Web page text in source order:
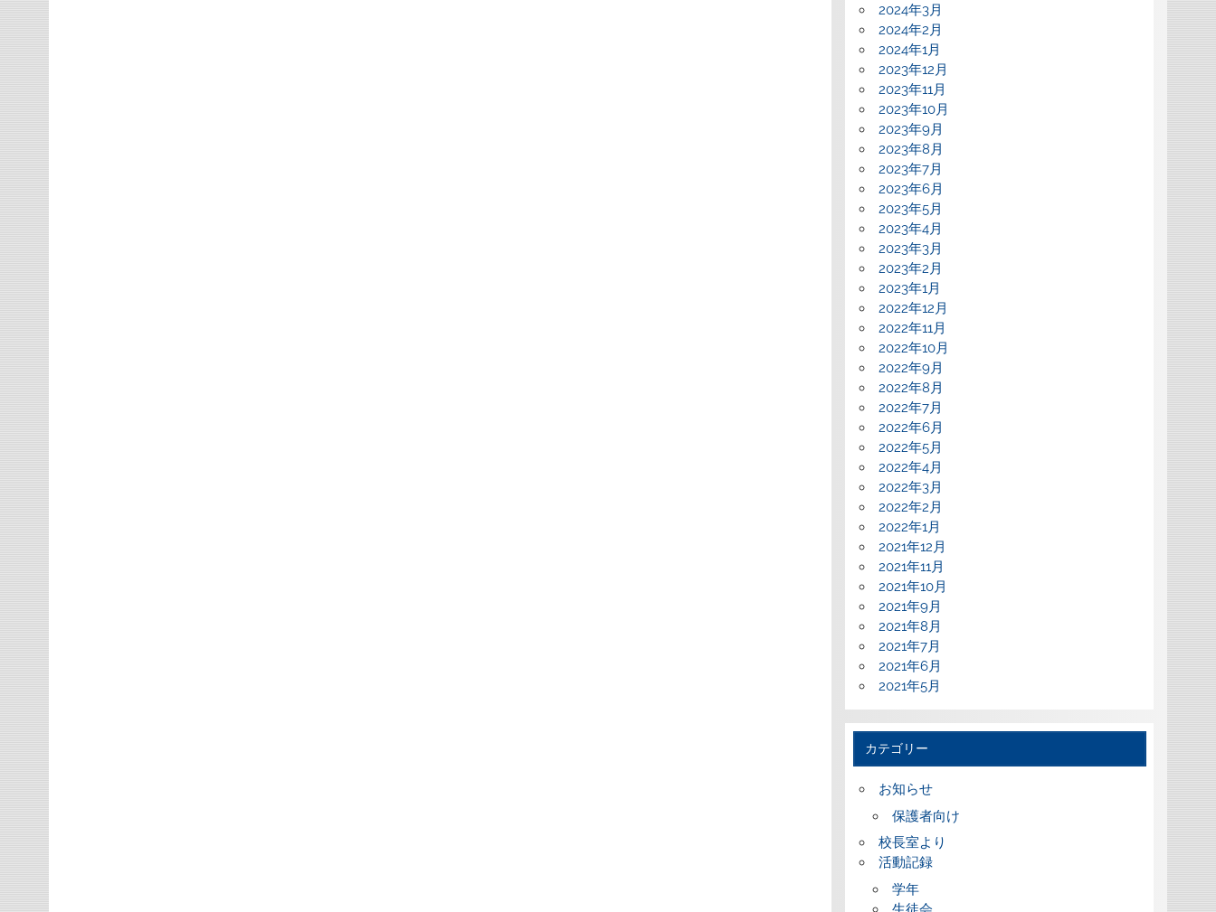
2024年3月
2024年2月
2024年1月
2023年12月
2023年11月
2023年10月
2023年9月
2023年8月
2023年7月
2023年6月
2023年5月
2023年4月
2023年3月
2023年2月
2023年1月
2022年12月
2022年11月
2022年10月
2022年9月
2022年8月
2022年7月
2022年6月
2022年5月
2022年4月
2022年3月
2022年2月
2022年1月
2021年12月
2021年11月
2021年10月
2021年9月
2021年8月
2021年7月
2021年6月
2021年5月
カテゴリー
お知らせ
保護者向け
校長室より
活動記録
学年